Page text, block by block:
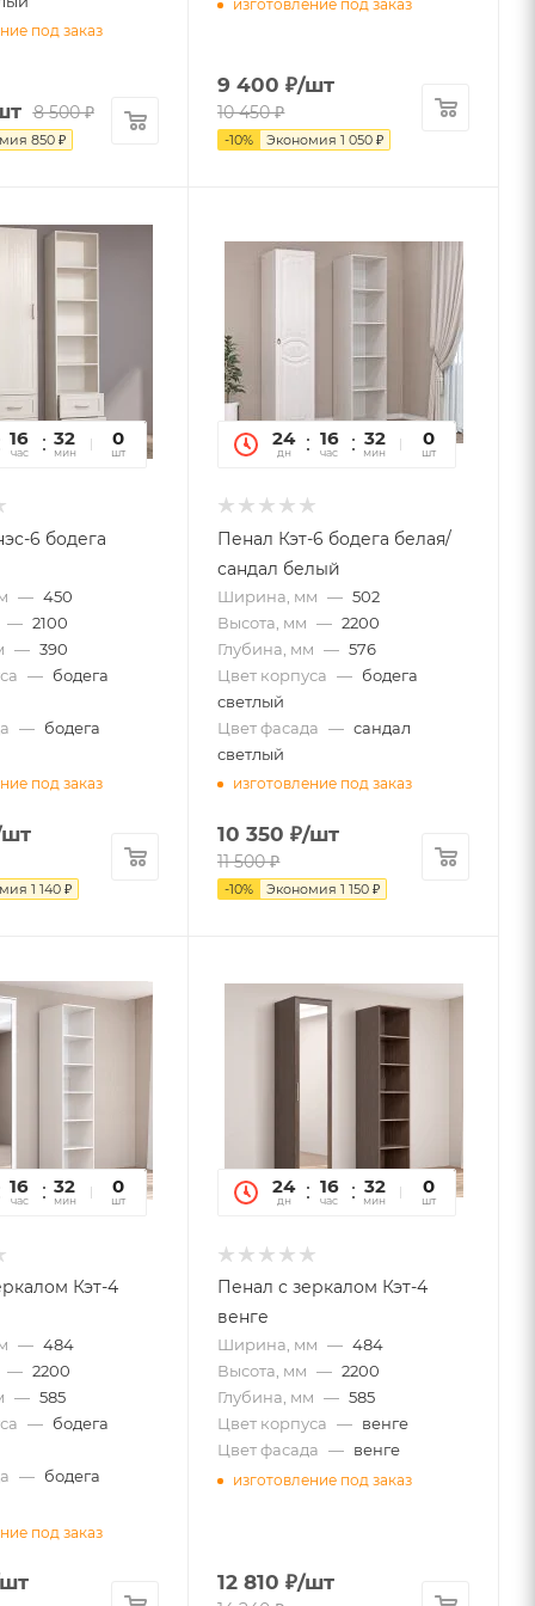
под заказ
8 500₽
850₽
изготовление под заказ
9 400 ₽/шт
10 450₽
-10% Экономия1 050 ₽
16
час
32
мин
19
сек
0
шт
6 бодега
— 450
— 2100
— 390
— бодега
— бодега
под заказ
1 140₽
24
дн
16
час
32
мин
19
сек
0
шт
Пенал Кэт-6 бодега белая/
сандал белый
Ширина, мм — 502
Высота, мм — 2200
Глубина, мм — 576
Цвет корпуса — бодега
светлый
Цвет фасада — сандал
светлый
изготовление под заказ
10 350 ₽/шт
11 500₽
-10% Экономия1 150 ₽
16
час
32
мин
19
сек
0
шт
Кэт-4
— 484
— 2200
— 585
— бодега
— бодега
под заказ
24
дн
16
час
32
мин
19
сек
0
шт
Пенал с зеркалом Кэт-4
венге
Ширина, мм — 484
Высота, мм — 2200
Глубина, мм — 585
Цвет корпуса — венге
Цвет фасада — венге
изготовление под заказ
12 810 ₽/шт